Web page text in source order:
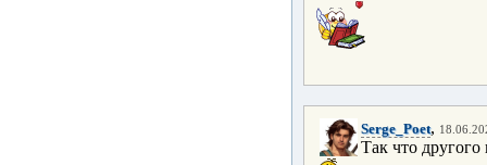
Serge_Poet,
Так что другого